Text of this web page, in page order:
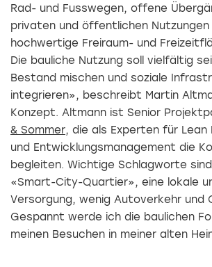
Rad- und Fusswegen, offene
privaten und öffentlichen Nutzungen
hochwertige Freiraum- und
Die bauliche Nutzung soll vielfältig
Bestand mischen und soziale
integrieren», beschreibt Martin
Konzept. Altmann ist Senior
& Sommer, die als Experten für Lean
und Entwicklungsmanagement die
begleiten. Wichtige Schlagworte
«Smart-City-Quartier», eine lokale
Versorgung, wenig Autoverkehr und
Gespannt werde ich die baulichen
meinen Besuchen in meiner alten